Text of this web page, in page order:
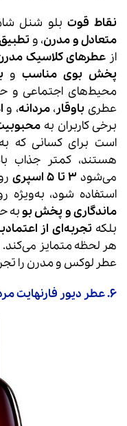
نقاط قوت بلو شنل
متعادل و مدرن، و
از عطرهای کلاسیک
پخش بوی مناسب و
محیط‌های اجتماعی و
عطری باوقار ،مردانه، و
برخی کاربران به
است برای کسانی که به
هستند، کمتر جذاب
می‌شود 3 تا 5 اسپری
استفاده شود، به‌ویژه
ماندگاری و پخش بوبه
بلکه تجربه‌ای از
هر لحظه متمایز می‌کند.
عطر لوکس و مدرن را
6. عطر دیور فارنهایت مردانه | Dior Fahrenheit